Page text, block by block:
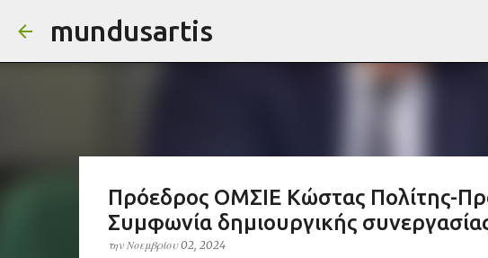
mundusartis
Πρόεδρος ΟΜΣΙΕ Κώστας Πολίτης-
Συμφωνία δημιουργικής
την Νοεμβρίου 02, 2024